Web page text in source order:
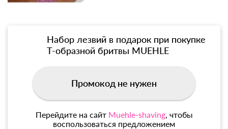
Набор лезвий в подарок при покупке
Т-образной бритвы MUEHLE
Промокод не нужен
Перейдите на сайт Muehle-shaving, чтобы
воспользоваться предложением